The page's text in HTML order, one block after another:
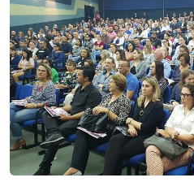
Cultura
CPA
Biblioteca
Editora